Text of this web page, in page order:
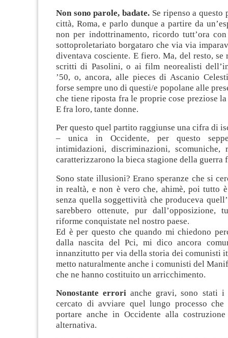
Non sono parole, badate. Se ripenso a
città, Roma, e parlo dunque a partire da
non per indottrinamento, ricordo tutt’ora
sottoproletariato borgataro che via via
diventava cosciente. E fiero. Ma, del resto, se
scritti di Pasolini, o ai film neorealisti
’50, o, ancora, alle pieces di Ascanio
forse sempre uno di questi/e popolane alle
che tiene riposta fra le proprie cose preziose la
E fra loro, tante donne.
Per questo quel partito raggiunse una cifra di
– unica in Occidente, per questo
intimidazioni, discriminazioni, scomuniche,
caratterizzarono la bieca stagione della guerra
Sono state illusioni? Erano speranze che si
in realtà, e non è vero che, ahimè, poi tutto
senza quella soggettività che produceva
sarebbero ottenute, pur dall’opposizione,
riforme conquistate nel nostro paese.
Ed è per questo che quando mi chiedono
dalla nascita del Pci, mi dico ancora
innanzitutto per via della storia dei comunisti
metto naturalmente anche i comunisti del
che ne hanno costituito un arricchimento.
Nonostante errori anche gravi, sono stati i
cercato di avviare quel lungo processo che
portare anche in Occidente alla
alternativa.